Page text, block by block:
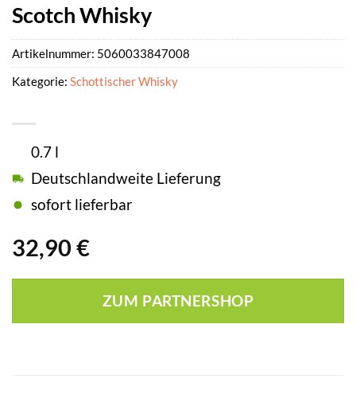
Scotch Whisky
32,90 €
0.7 l
Deutschlandweite Lieferung
sofort lieferbar
ZUM PARTNERSHOP
Artikelnummer: 5060033847008
Kategorie: Schottischer Whisky